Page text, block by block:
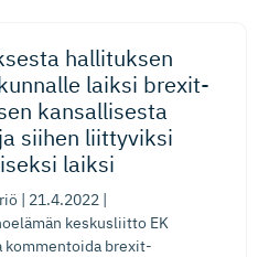
hallituksen
laiksi brexit-
kansallisesta
siihen liittyviksi
laiksi
| 21.4.2022 |
keskusliitto EK
kommentoida brexit-